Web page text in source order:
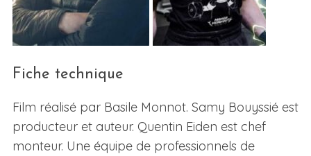
Fiche technique
Film réalisé par Basile Monnot. Samy Bouyssié est
producteur et auteur. Quentin Eiden est chef
monteur. Une équipe de professionnels de